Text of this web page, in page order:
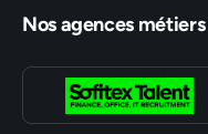
Nos agences métiers